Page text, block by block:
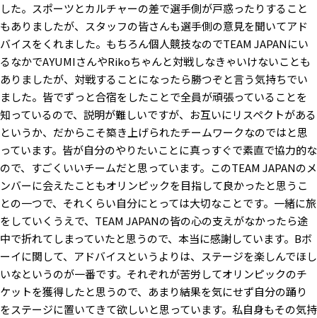
した。スポーツとカルチャーの差で選手側が戸惑ったりすること
もありましたが、スタッフの皆さんも選手側の意見を聞いてアド
バイスをくれました。もちろん個人競技なのでTEAM JAPANにい
るなかでAYUMIさんやRikoちゃんと対戦しなきゃいけないことも
ありましたが、対戦することになったら勝つぞと言う気持ちでい
ました。皆でずっと合宿をしたことで全員が頑張っていることを
知っているので、説明が難しいですが、お互いにリスペクトがある
というか、だからこそ築き上げられたチームワークなのではと思
っています。皆が自分のやりたいことに真っすぐで素直で協力的な
ので、すごくいいチームだと思っています。このTEAM JAPANのメ
ンバーに会えたこともオリンピックを目指して良かったと思うこ
との一つで、それくらい自分にとっては大切なことです。一緒に旅
をしていくうえで、TEAM JAPANの皆の心の支えがなかったら途
中で折れてしまっていたと思うので、本当に感謝しています。Bボ
ーイに関して、アドバイスというよりは、ステージを楽しんでほし
いなというのが一番です。それぞれが苦労してオリンピックのチ
ケットを獲得したと思うので、あまり結果を気にせず自分の踊り
をステージに置いてきて欲しいと思っています。私自身もその気持